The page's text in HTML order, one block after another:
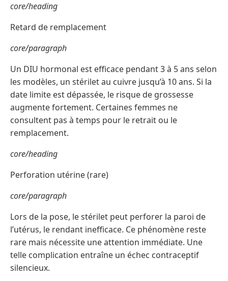
core/heading
Retard de remplacement
core/paragraph
Un DIU hormonal est efficace pendant 3 à 5 ans selon
les modèles, un stérilet au cuivre jusqu’à 10 ans. Si la
date limite est dépassée, le risque de grossesse
augmente fortement. Certaines femmes ne
consultent pas à temps pour le retrait ou le
remplacement.
core/heading
Perforation utérine (rare)
core/paragraph
Lors de la pose, le stérilet peut perforer la paroi de
l’utérus, le rendant inefficace. Ce phénomène reste
rare mais nécessite une attention immédiate. Une
telle complication entraîne un échec contraceptif
silencieux.